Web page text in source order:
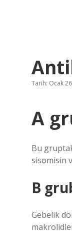
Tarih: Ocak
A
Bu
sisomisin
B
Gebelik